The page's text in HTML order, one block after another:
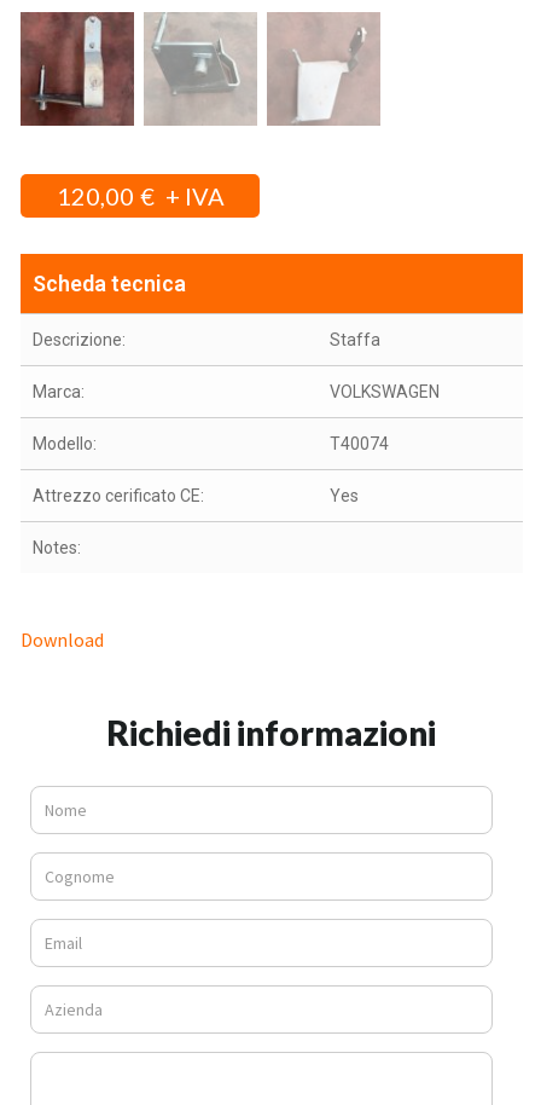
120,00 €
Scheda tecnica
Descrizione: Staffa
Marca: VOLKSWAGEN
Modello: T40074
Attrezzo cerificato CE: Yes
Notes:
Download
Richiedi informazioni